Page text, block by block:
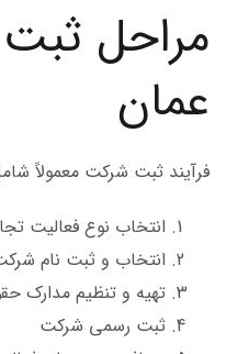
مراحل
عمان
فرآیند ثبت شرکت معمولاً
انتخاب نوع فعالیت
انتخاب و ثبت نام
تهیه و تنظیم مدارک
ثبت رسمی شرکت